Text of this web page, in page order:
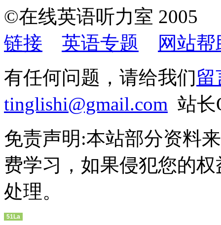
©在线英语听力室
链接
英语专题
网站帮
有任何问题，请给我们留
tinglishi@gmail.com 站长
免责声明:本站部分资料
费学习，如果侵犯您的
处理。
51La